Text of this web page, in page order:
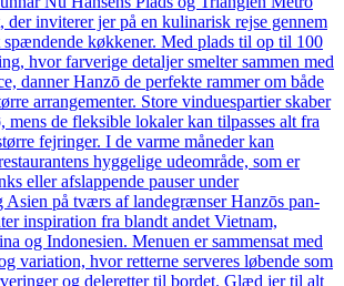
der inviterer jer på en kulinarisk rejse gennem
spændende køkkener. Med plads til op til 100
hvor farverige detaljer smelter sammen med
danner Hanzō de perfekte rammer om både
arrangementer. Store vinduespartier skaber
mens de fleksible lokaler kan tilpasses alt fra
fejringer. I de varme måneder kan
hyggelige udeområde, som er
eller afslappende pauser under
Asien på tværs af landegrænser Hanzōs pan-
inspiration fra blandt andet Vietnam,
og Indonesien. Menuen er sammensat med
variation, hvor retterne serveres løbende som
og deleretter til bordet. Glæd jer til alt